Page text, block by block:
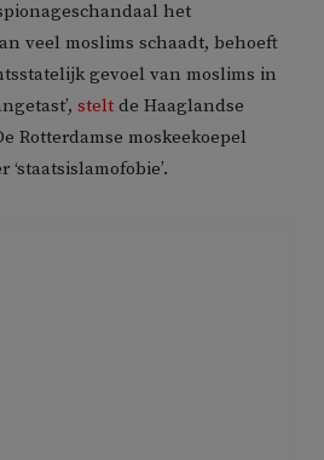
het
veel moslims schaadt, behoeft
gevoel van moslims in
stelt de Haaglandse
Rotterdamse moskeekoepel
‘staatsislamofobie’.